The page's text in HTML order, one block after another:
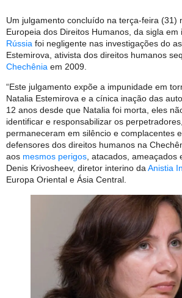
Um julgamento concluído na terça-feira (31)
Europeia dos Direitos Humanos, da sigla
Rússia foi negligente nas investigações do
Estemirova, ativista dos direitos humanos
Chechênia em 2009.
“Este julgamento expõe a impunidade em
Natalia Estemirova e a cínica inação das
12 anos desde que Natalia foi morta, eles
identificar e responsabilizar os
permaneceram em silêncio e complacentes
defensores dos direitos humanos na
aos mesmos perigos, atacados, ameaçados
Denis Krivosheev, diretor interino daAnistia
Europa Oriental e Ásia Central.